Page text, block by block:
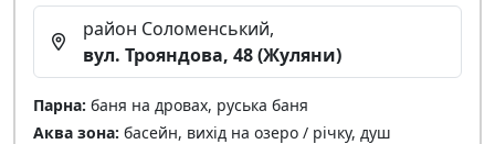
район Соломенський,
вул. Трояндова, 48 (Жуляни)
Парна: баня на дровах, руська баня
Аква зона: басейн, вихід на озеро / річку, душ